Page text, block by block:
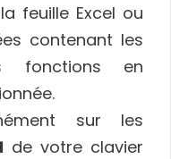
feuille Excel ou
contenant les
fonctions en
sur les
de votre clavier